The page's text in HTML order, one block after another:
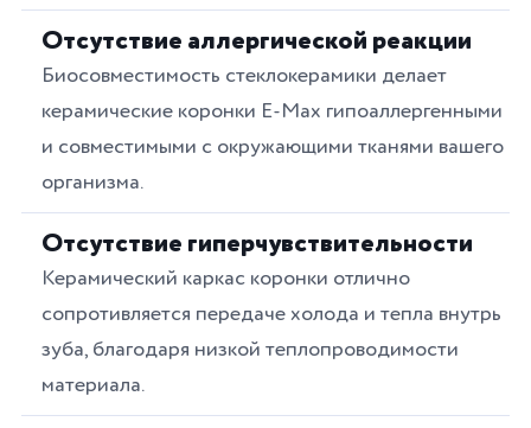
Отсутствие аллергической реакции
Биосовместимость стеклокерамики делает
керамические коронки E-Max гипоаллергенными
и совместимыми с окружающими тканями вашего
организма.
Отсутствие гиперчувствительности
Керамический каркас коронки отлично
сопротивляется передаче холода и тепла внутрь
зуба, благодаря низкой теплопроводимости
материала.